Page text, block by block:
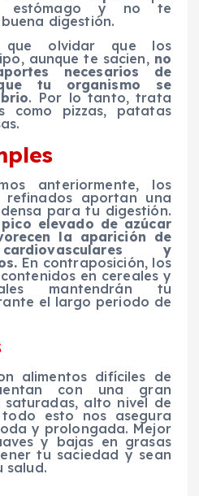
estómago y no te
digestión.
olvidar que los
aunque te sacien, no
necesarios de
tu organismo se
. Por lo tanto, trata
como pizzas, patatas
anteriormente, los
refinados aportan una
para tu digestión.
elevado de azúcar
la aparición de
y
En contraposición, los
en cereales y
mantendrán tu
el largo periodo de
alimentos difíciles de
con una gran
alto nivel de
esto nos asegura
y prolongada. Mejor
y bajas en grasas
tu saciedad y sean
salud.